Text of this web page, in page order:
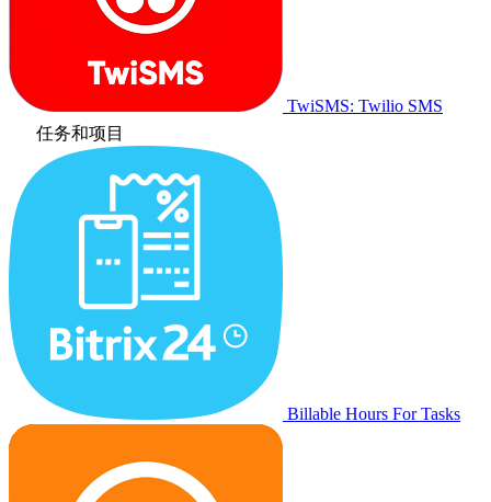
TwiSMS: Twilio SMS
任务和项目
Billable Hours For Tasks